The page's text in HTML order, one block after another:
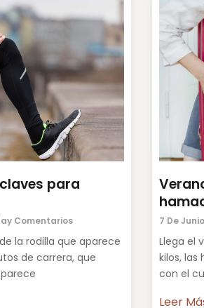
para
Comentarios
la rodilla que aparece
de carrera, que
7 De
Llega el
kilos,
con el
Leer